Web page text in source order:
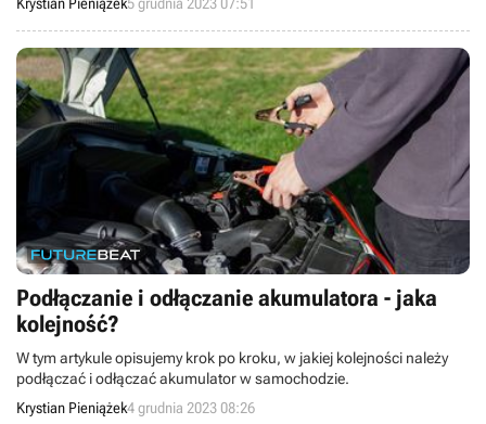
Podłączanie i odłączanie akumulatora - jaka
kolejność?
W tym artykule opisujemy krok po kroku, w jakiej kolejności należy
podłączać i odłączać akumulator w samochodzie.
Krystian Pieniążek4 grudnia 2023 08:26